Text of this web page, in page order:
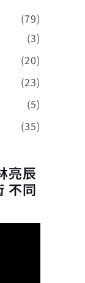
(79)
(3)
(20)
(23)
(5)
(35)
亮辰
不同